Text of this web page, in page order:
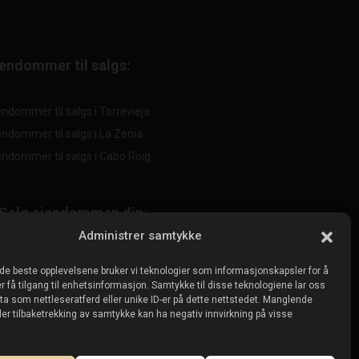
Administrer samtykke
beste opplevelsene bruker vi teknologier som informasjonskapsler for å
få tilgang til enhetsinformasjon. Samtykke til disse teknologiene lar oss
som nettleseratferd eller unike ID-er på dette nettstedet. Manglende
tilbaketrekking av samtykke kan ha negativ innvirkning på visse
til salgs:
til salgs i Torrevieja
til salgs i La Zenia
til salgs i Cabo Roig
eiendommen din:
eiendom i Cabo Roig
eiendom i Playa Flamenca